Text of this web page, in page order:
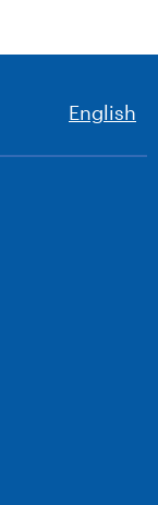
English